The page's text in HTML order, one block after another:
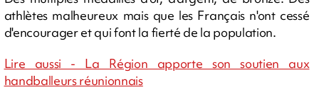
athlètes malheureux mais que les Français n'ont cessé
d'encourager et qui font la fierté de la population.
Lire aussi - La Région apporte son soutien aux
handballeurs réunionnais